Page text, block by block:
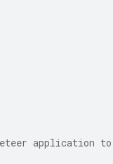
application